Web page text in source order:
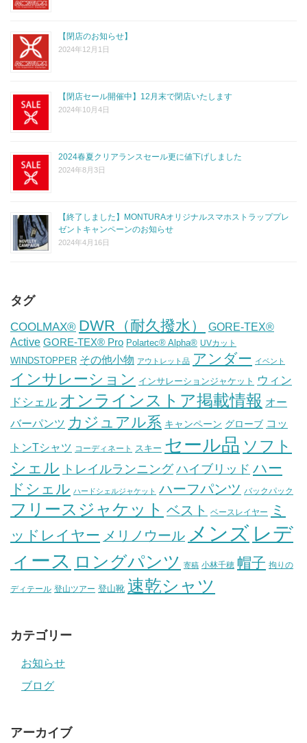
【閉店のお知らせ】
2024年12月1日
【閉店セール開催中】12月末で閉店いたします
2024年10月4日
2024春夏クリアランスセール更に値下げしました
2024年8月3日
【終了しました】MONTURAオリジナルスマホストラッププレ
ゼントキャンペーンのお知らせ
2024年4月16日
タグ
COOLMAX® DWR（耐久撥水）
GORE-TEX®
Active GORE-TEX® Pro Polartec® Alpha® UVカット
WINDSTOPPER その他小物 アウトレット品 アンダー イベント
インサレーション インサレーションジャケット ウィン
ドシェル オンラインストア掲載情報 オー
バーパンツ カジュアル系 キャンペーン グローブ コッ
トンTシャツ コーディネート スキー セール品 ソフト
シェル トレイルランニング ハイブリッド ハー
ドシェル ハードシェルジャケット ハーフパンツ バックパック
フリースジャケット ベスト ベースレイヤー
ミ
ッドレイヤー メリノウール メンズ レデ
ィース ロングパンツ 寄稿 小林千穂 帽子 拘りの
ディテール 登山ツアー 登山靴 速乾シャツ
カテゴリー
お知らせ
ブログ
アーカイブ